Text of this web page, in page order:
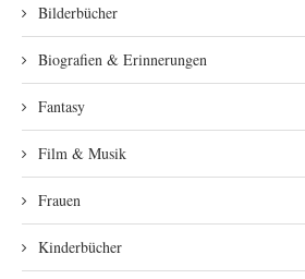
Bilderbücher
Biografien & Erinnerungen
Fantasy
Film & Musik
Frauen
Kinderbücher